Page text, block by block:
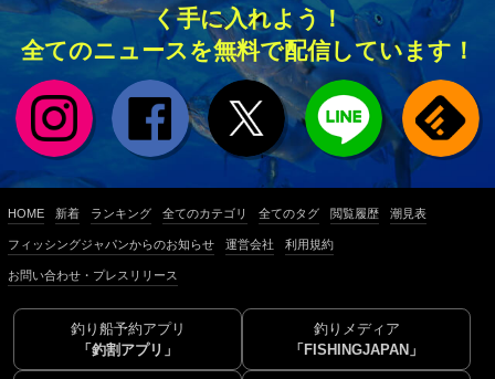
く手に入れよう！
全てのニュースを無料で配信しています！
HOME 新着 ランキング 全てのカテゴリ 全てのタグ 閲覧履歴 潮見表
フィッシングジャパンからのお知らせ 運営会社 利用規約
お問い合わせ・プレスリリース
釣り船予約アプリ
「釣割アプリ」
釣りメディア
「FISHINGJAPAN」